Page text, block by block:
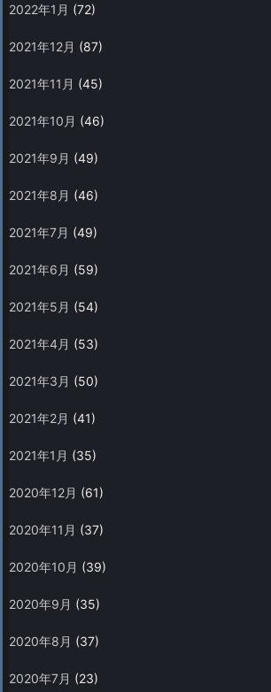
2022年1月 (72)
2021年12月 (87)
2021年11月 (45)
2021年10月 (46)
2021年9月 (49)
2021年8月 (46)
2021年7月 (49)
2021年6月 (59)
2021年5月 (54)
2021年4月 (53)
2021年3月 (50)
2021年2月 (41)
2021年1月 (35)
2020年12月 (61)
2020年11月 (37)
2020年10月 (39)
2020年9月 (35)
2020年8月 (37)
2020年7月 (23)